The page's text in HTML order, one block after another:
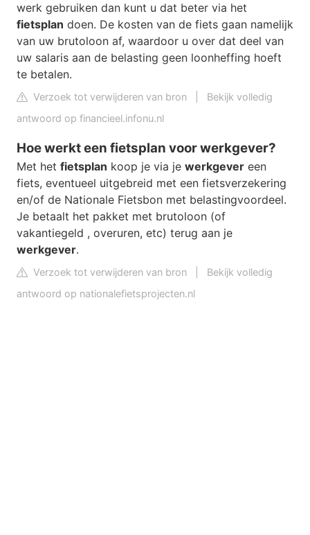
werk gebruiken dan kunt u dat beter via het
fietsplan doen. De kosten van de fiets gaan namelijk
van uw brutoloon af, waardoor u over dat deel van
uw salaris aan de belasting geen loonheffing hoeft
te betalen.
Verzoek tot verwijderen van bron
Bekijk volledig
antwoord op financieel.infonu.nl
Hoe werkt een fietsplan voor werkgever?
Met het fietsplan koop je via je werkgever een
fiets, eventueel uitgebreid met een fietsverzekering
en/of de Nationale Fietsbon met belastingvoordeel.
Je betaalt het pakket met brutoloon (of
vakantiegeld , overuren, etc) terug aan je
werkgever.
Verzoek tot verwijderen van bron
Bekijk volledig
antwoord op nationalefietsprojecten.nl